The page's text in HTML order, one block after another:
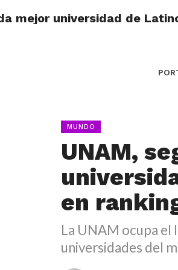
mejor universidad de
MUNDO
UNAM,
en
La UNAM ocupa el
universidades del